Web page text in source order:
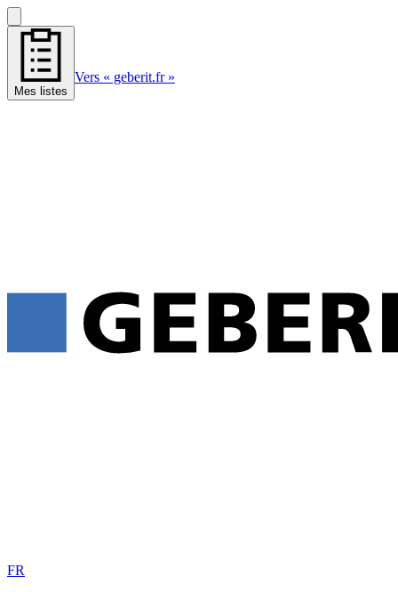
Mes listes
Vers « geberit.fr »
FR